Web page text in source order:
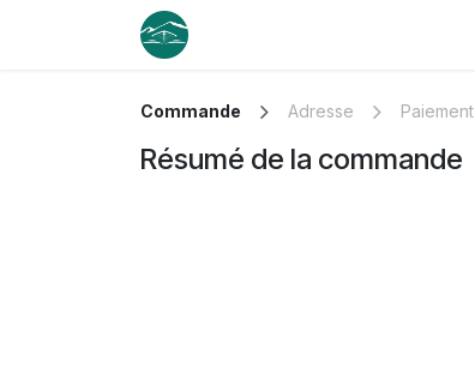
Se rendre au contenu
Commande Adresse Paiement
Résumé de la commande